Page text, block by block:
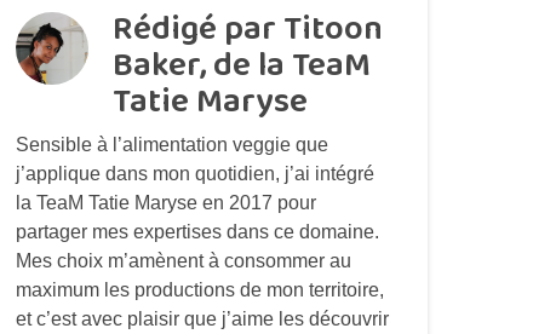
Rédigé par Titoon
Baker, de la TeaM
Tatie Maryse
Sensible à l’alimentation veggie que
j’applique dans mon quotidien, j’ai intégré
la TeaM Tatie Maryse en 2017 pour
partager mes expertises dans ce domaine.
Mes choix m’amènent à consommer au
maximum les productions de mon territoire,
et c’est avec plaisir que j’aime les découvrir